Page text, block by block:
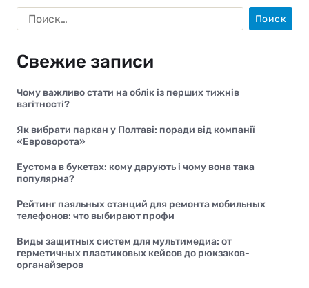
Свежие записи
Чому важливо стати на облік із перших тижнів
вагітності?
Як вибрати паркан у Полтаві: поради від компанії
«Евроворота»
Еустома в букетах: кому дарують і чому вона така
популярна?
Рейтинг паяльных станций для ремонта мобильных
телефонов: что выбирают профи
Виды защитных систем для мультимедиа: от
герметичных пластиковых кейсов до рюкзаков-
органайзеров